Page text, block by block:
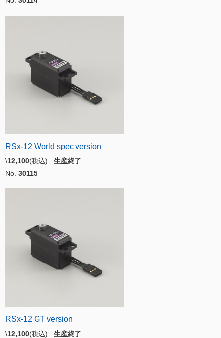
RSx-12 World spec version
\12,100(税込) 生産終了
No. 30115
RSx-12 GT version
\12,100(税込) 生産終了